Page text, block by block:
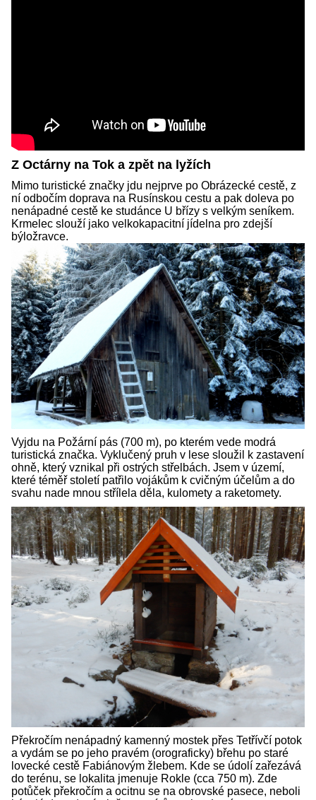
Z Octárny na Tok a zpět na lyžích
Mimo turistické značky jdu nejprve po Obrázecké cestě, z
ní odbočím doprava na Rusínskou cestu a pak doleva po
nenápadné cestě ke studánce U břízy s velkým seníkem.
Krmelec slouží jako velkokapacitní jídelna pro zdejší
býložravce.
Vyjdu na Požární pás (700 m), po kterém vede modrá
turistická značka. Vyklučený pruh v lese sloužil k zastavení
ohně, který vznikal při ostrých střelbách. Jsem v území,
které téměř století patřilo vojákům k cvičným účelům a do
svahu nade mnou střílela děla, kulomety a raketomety.
Překročím nenápadný kamenný mostek přes Tetřívčí potok
a vydám se po jeho pravém (orograficky) břehu po staré
lovecké cestě Fabiánovým žlebem. Kde se údolí zařezává
do terénu, se lokalita jmenuje Rokle (cca 750 m). Zde
potůček překročím a ocitnu se na obrovské pasece, neboli